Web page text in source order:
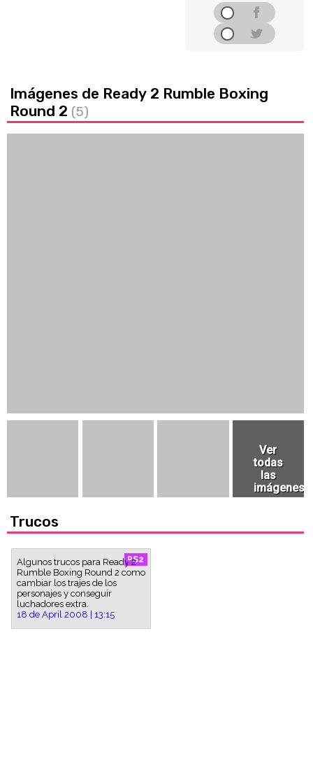
Imágenes de Ready 2 Rumble Boxing
Round 2 (5)
Trucos
PS2
Algunos trucos para Ready 2
Rumble Boxing Round 2 como
cambiar los trajes de los
personajes y conseguir
luchadores extra.
18 de April 2008 | 13:15